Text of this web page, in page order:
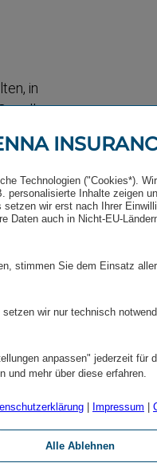
in
diesen
eine
der
mit
der
Technologien ("Cookies*).
personalisierte Inhalte zeigen
wir erst nach Ihrer
Daten auch in Nicht-EU-
stimmen Sie dem Einsatz
wir nur technisch
anpassen" jederzeit für
und mehr über diese erfahren.
Impressum
Alle Ablehnen